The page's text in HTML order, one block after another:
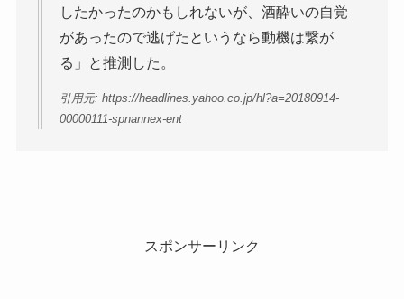
したかったのかもしれないが、酒酔いの自覚
があったので逃げたというなら動機は繋が
る」と推測した。
引用元: https://headlines.yahoo.co.jp/hl?a=20180914-
00000111-spnannex-ent
スポンサーリンク